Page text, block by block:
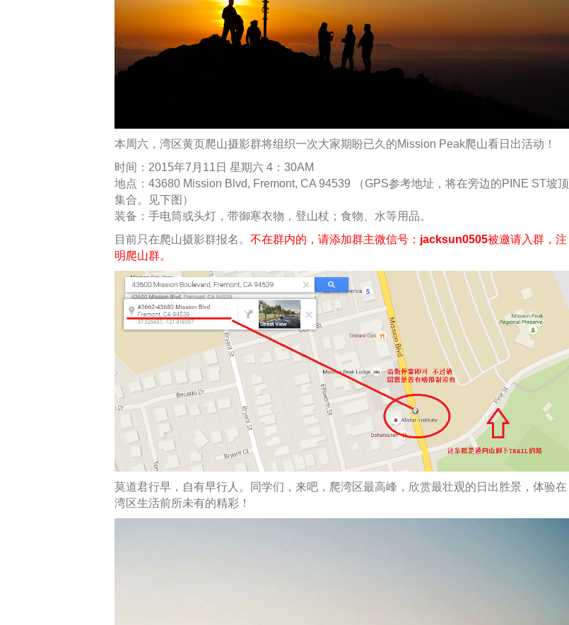
本周六，湾区黄页爬山摄影群将组织一次大家期盼已久的Mission Peak爬山看日出活动！
时间：2015年7月11日 星期六 4：30AM
地点：43680 Mission Blvd, Fremont, CA 94539 （GPS参考地址，将在旁边的PINE ST坡顶
集合。见下图）
装备：手电筒或头灯，带御寒衣物，登山杖；食物、水等用品。
目前只在爬山摄影群报名。 不在群内的，请添加群主微信号： jacksun0505被邀请入群，注
明爬山群。
莫道君行早，自有早行人。同学们，来吧，爬湾区最高峰，欣赏最壮观的日出胜景，体验在
湾区生活前所未有的精彩！